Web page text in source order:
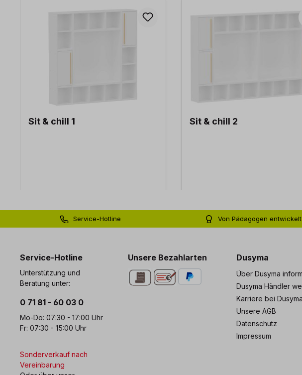
Sit & chill 1 Sit & chill 2
Service-Hotline
Von Pädagogen entwickelt
Service-Hotline
Unterstützung und
Beratung unter:
0 71 81 - 60 03 0
Mo-Do: 07:30 - 17:00 Uhr
Fr: 07:30 - 15:00 Uhr
Sonderverkauf nach
Vereinbarung
Unsere Bezahlarten Dusyma
Über Dusyma
Dusyma Händler
Karriere bei Dusyma
Unsere AGB
Datenschutz
Impressum